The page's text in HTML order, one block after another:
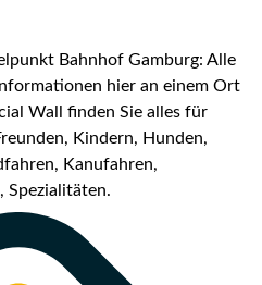
Bahnhof Gamburg: Alle
hier an einem Ort
Wall finden Sie alles für
Kindern, Hunden,
Kanufahren,
Spezialitäten.